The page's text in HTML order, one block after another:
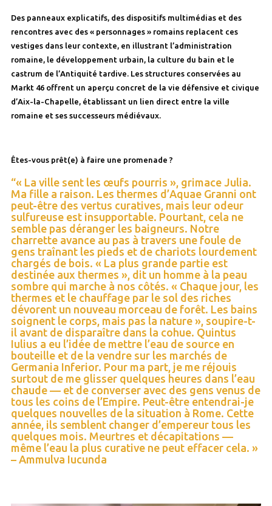
Des panneaux explicatifs, des dispositifs multimédias et des
rencontres avec des « personnages » romains replacent ces
vestiges dans leur contexte, en illustrant l’administration
romaine, le développement urbain, la culture du bain et le
castrum de l’Antiquité tardive. Les structures conservées au
Markt 46 offrent un aperçu concret de la vie défensive et civique
d’Aix-la-Chapelle, établissant un lien direct entre la ville
romaine et ses successeurs médiévaux.
Êtes-vous prêt(e) à faire une promenade ?
“« La ville sent les œufs pourris », grimace Julia.
Ma fille a raison. Les thermes d’Aquae Granni ont
peut-être des vertus curatives, mais leur odeur
sulfureuse est insupportable. Pourtant, cela ne
semble pas déranger les baigneurs. Notre
charrette avance au pas à travers une foule de
gens traînant les pieds et de chariots lourdement
chargés de bois. « La plus grande partie est
destinée aux thermes », dit un homme à la peau
sombre qui marche à nos côtés. « Chaque jour, les
thermes et le chauffage par le sol des riches
dévorent un nouveau morceau de forêt. Les bains
soignent le corps, mais pas la nature », soupire-t-
il avant de disparaître dans la cohue. Quintus
Iulius a eu l’idée de mettre l’eau de source en
bouteille et de la vendre sur les marchés de
Germania Inferior. Pour ma part, je me réjouis
surtout de me glisser quelques heures dans l’eau
chaude — et de converser avec des gens venus de
tous les coins de l’Empire. Peut-être entendrai-je
quelques nouvelles de la situation à Rome. Cette
année, ils semblent changer d’empereur tous les
quelques mois. Meurtres et décapitations —
même l’eau la plus curative ne peut effacer cela. »
– Ammulva Iucunda